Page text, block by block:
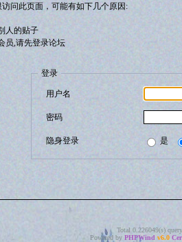
问此页面，可能有如下几个原因:
人的贴子
员,请先登录论坛
登录
用户名
密码
隐身登录 是
Total 0.226049(s)
Powered by PHPWind v6.0